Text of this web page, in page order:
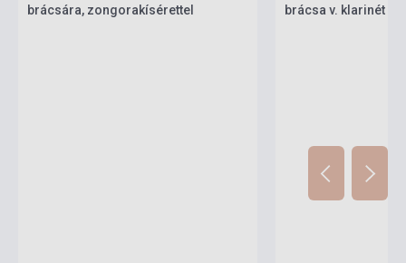
brácsára, zongorakísérettel
brácsa v. klarinét